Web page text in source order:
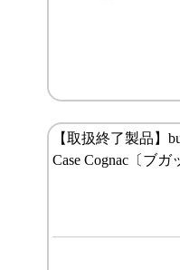
【取扱終了製品】
Case Cognac〔ブガ